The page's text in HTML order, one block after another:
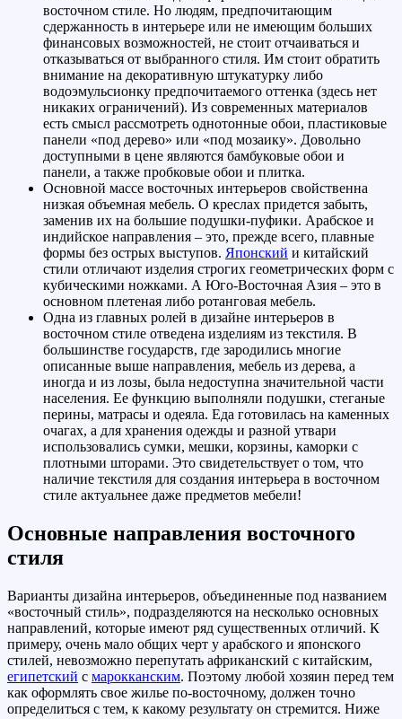
восточном стиле. Но людям, предпочитающим
сдержанность в интерьере или не имеющим больших
финансовых возможностей, не стоит отчаиваться и
отказываться от выбранного стиля. Им стоит обратить
внимание на декоративную штукатурку либо
водоэмульсионку предпочитаемого оттенка (здесь нет
никаких ограничений). Из современных материалов
есть смысл рассмотреть однотонные обои, пластиковые
панели «под дерево» или «под мозаику». Довольно
доступными в цене являются бамбуковые обои и
панели, а также пробковые обои и плитка.
Основной массе восточных интерьеров свойственна
низкая объемная мебель. О креслах придется забыть,
заменив их на большие подушки-пуфики. Арабское и
индийское направления – это, прежде всего, плавные
формы без острых выступов. Японский и китайский
стили отличают изделия строгих геометрических форм с
кубическими ножками. А Юго-Восточная Азия – это в
основном плетеная либо ротанговая мебель.
Одна из главных ролей в дизайне интерьеров в
восточном стиле отведена изделиям из текстиля. В
большинстве государств, где зародились многие
описанные выше направления, мебель из дерева, а
иногда и из лозы, была недоступна значительной части
населения. Ее функцию выполняли подушки, стеганые
перины, матрасы и одеяла. Еда готовилась на каменных
очагах, а для хранения одежды и разной утвари
использовались сумки, мешки, корзины, каморки с
плотными шторами. Это свидетельствует о том, что
наличие текстиля для создания интерьера в восточном
стиле актуальнее даже предметов мебели!
Основные направления восточного
стиля
Варианты дизайна интерьеров, объединенные под названием
«восточный стиль», подразделяются на несколько основных
направлений, которые имеют ряд существенных отличий. К
примеру, очень мало общих черт у арабского и японского
стилей, невозможно перепутать африканский с китайским,
египетский с марокканским. Поэтому любой хозяин перед тем
как оформлять свое жилье по-восточному, должен точно
определиться с тем, к какому результату он стремится. Ниже